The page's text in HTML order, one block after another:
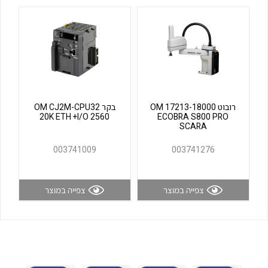
לכל מוצרי היצרן לכל מוצרי היצרן
רובוט OM 17213-18000
ECOBRA S800 PRO
SCARA
003741276
צפייה במוצר
בקר OM CJ2M-CPU32
20K ETH +I/O 2560
003741009
צפייה במוצר